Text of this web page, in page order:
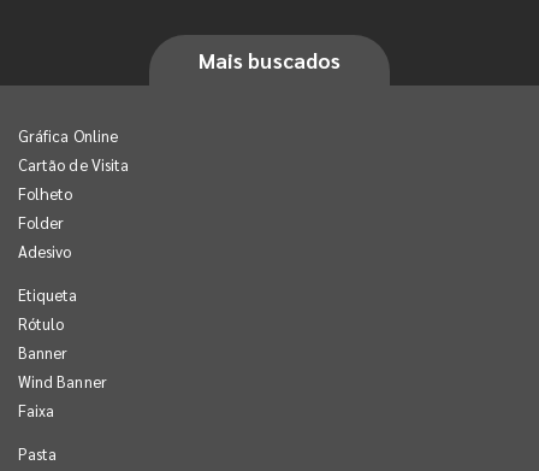
Mais buscados
Gráfica Online
Cartão de Visita
Folheto
Folder
Adesivo
Etiqueta
Rótulo
Banner
Wind Banner
Faixa
Pasta